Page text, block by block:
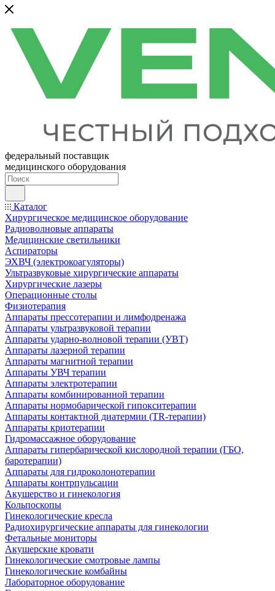
федеральный поставщик
медицинского оборудования
Каталог
Хирургическое медицинское оборудование
Радиоволновые аппараты
Медицинские светильники
Аспираторы
ЭХВЧ (электрокоагуляторы)
Ультразвуковые хирургические аппараты
Хирургические лазеры
Операционные столы
Физиотерапия
Аппараты прессотерапии и лимфодренажа
Аппараты ультразвуковой терапии
Аппараты ударно-волновой терапии (УВТ)
Аппараты лазерной терапии
Аппараты магнитной терапии
Аппараты УВЧ терапии
Аппараты электротерапии
Аппараты комбинированной терапии
Аппараты нормобарической гипокситерапии
Аппараты контактной диатермии (TR-терапии)
Аппараты криотерапии
Гидромассажное оборудование
Аппараты гипербарической кислородной терапии (ГБО,
баротерапии)
Аппараты для гидроколонотерапии
Аппараты контрпульсации
Акушерство и гинекология
Кольпоскопы
Гинекологические кресла
Радиохирургические аппараты для гинекологии
Фетальные мониторы
Акушерские кровати
Гинекологические смотровые лампы
Гинекологические комбайны
Лабораторное оборудование